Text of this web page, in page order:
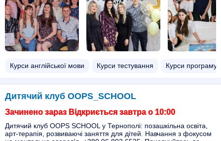
Курси англійської мови Курси тестування Курси
Дитячий клуб OOPS_SCHOOL
Зачинено зараз Відкриється завтра о 10:00
Дитячий клуб OOPS SCHOOL у Тернополі: позашкільна освіта,
арт-терапія, розвиваючі заняття для дітей. Навчання з фокусом